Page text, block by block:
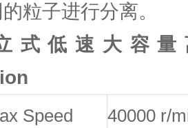
粒子进行分离。
立式低速大容
Speed 40000 r/